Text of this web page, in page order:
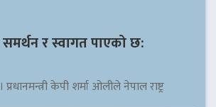
समर्थन र स्वागत पाएको छ:
केपी शर्मा ओलीले नेपाल राष्ट्र